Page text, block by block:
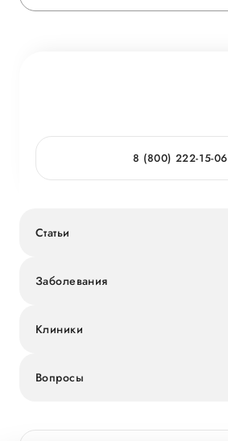
8 (800) 222-15-06
Статьи
Заболевания
Клиники
Вопросы